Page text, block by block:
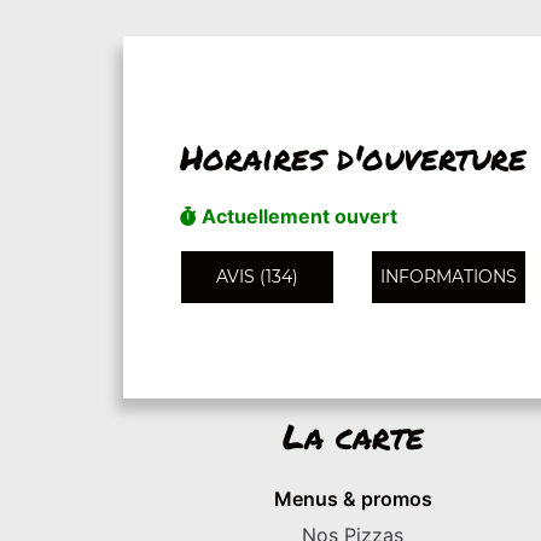
Horaires d'ouverture
Actuellement ouvert
AVIS (134) INFORMATIONS
La carte
Menus & promos
Nos Pizzas